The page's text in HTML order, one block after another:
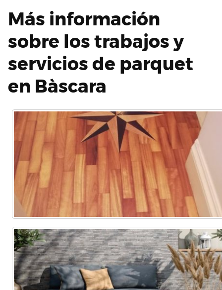
Más información
sobre los trabajos y
servicios de parquet
en Bàscara